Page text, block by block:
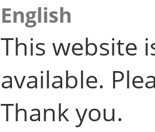
English
This website
available.
Thank you.